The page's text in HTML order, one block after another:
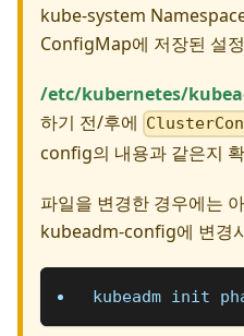
kube-system
ConfigMap에 저장된 설
/etc/kubernetes/
하기 전/후에
config의 내용과 같은지
파일을 변경한 경우에는
kubeadm-config에 변경
kubeadm init